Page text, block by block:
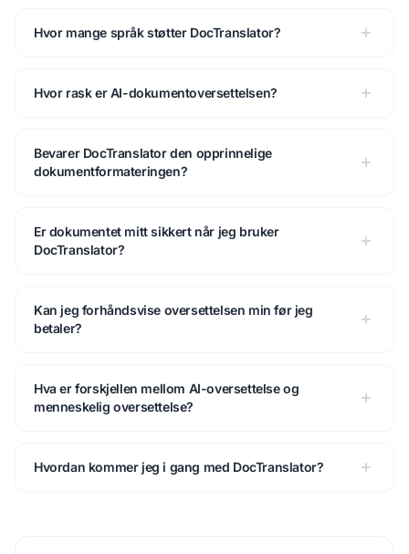
Hvor mange språk støtter DocTranslator?
Hvor rask er AI-dokumentoversettelsen?
Bevarer DocTranslator den opprinnelige
dokumentformateringen?
Er dokumentet mitt sikkert når jeg bruker
DocTranslator?
Kan jeg forhåndsvise oversettelsen min før jeg
betaler?
Hva er forskjellen mellom AI-oversettelse og
menneskelig oversettelse?
Hvordan kommer jeg i gang med DocTranslator?